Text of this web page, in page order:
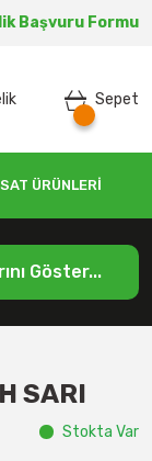
Başvuru Formu
Sepet
ÜRÜNLERİ
Göster...
SARI
Stokta Var